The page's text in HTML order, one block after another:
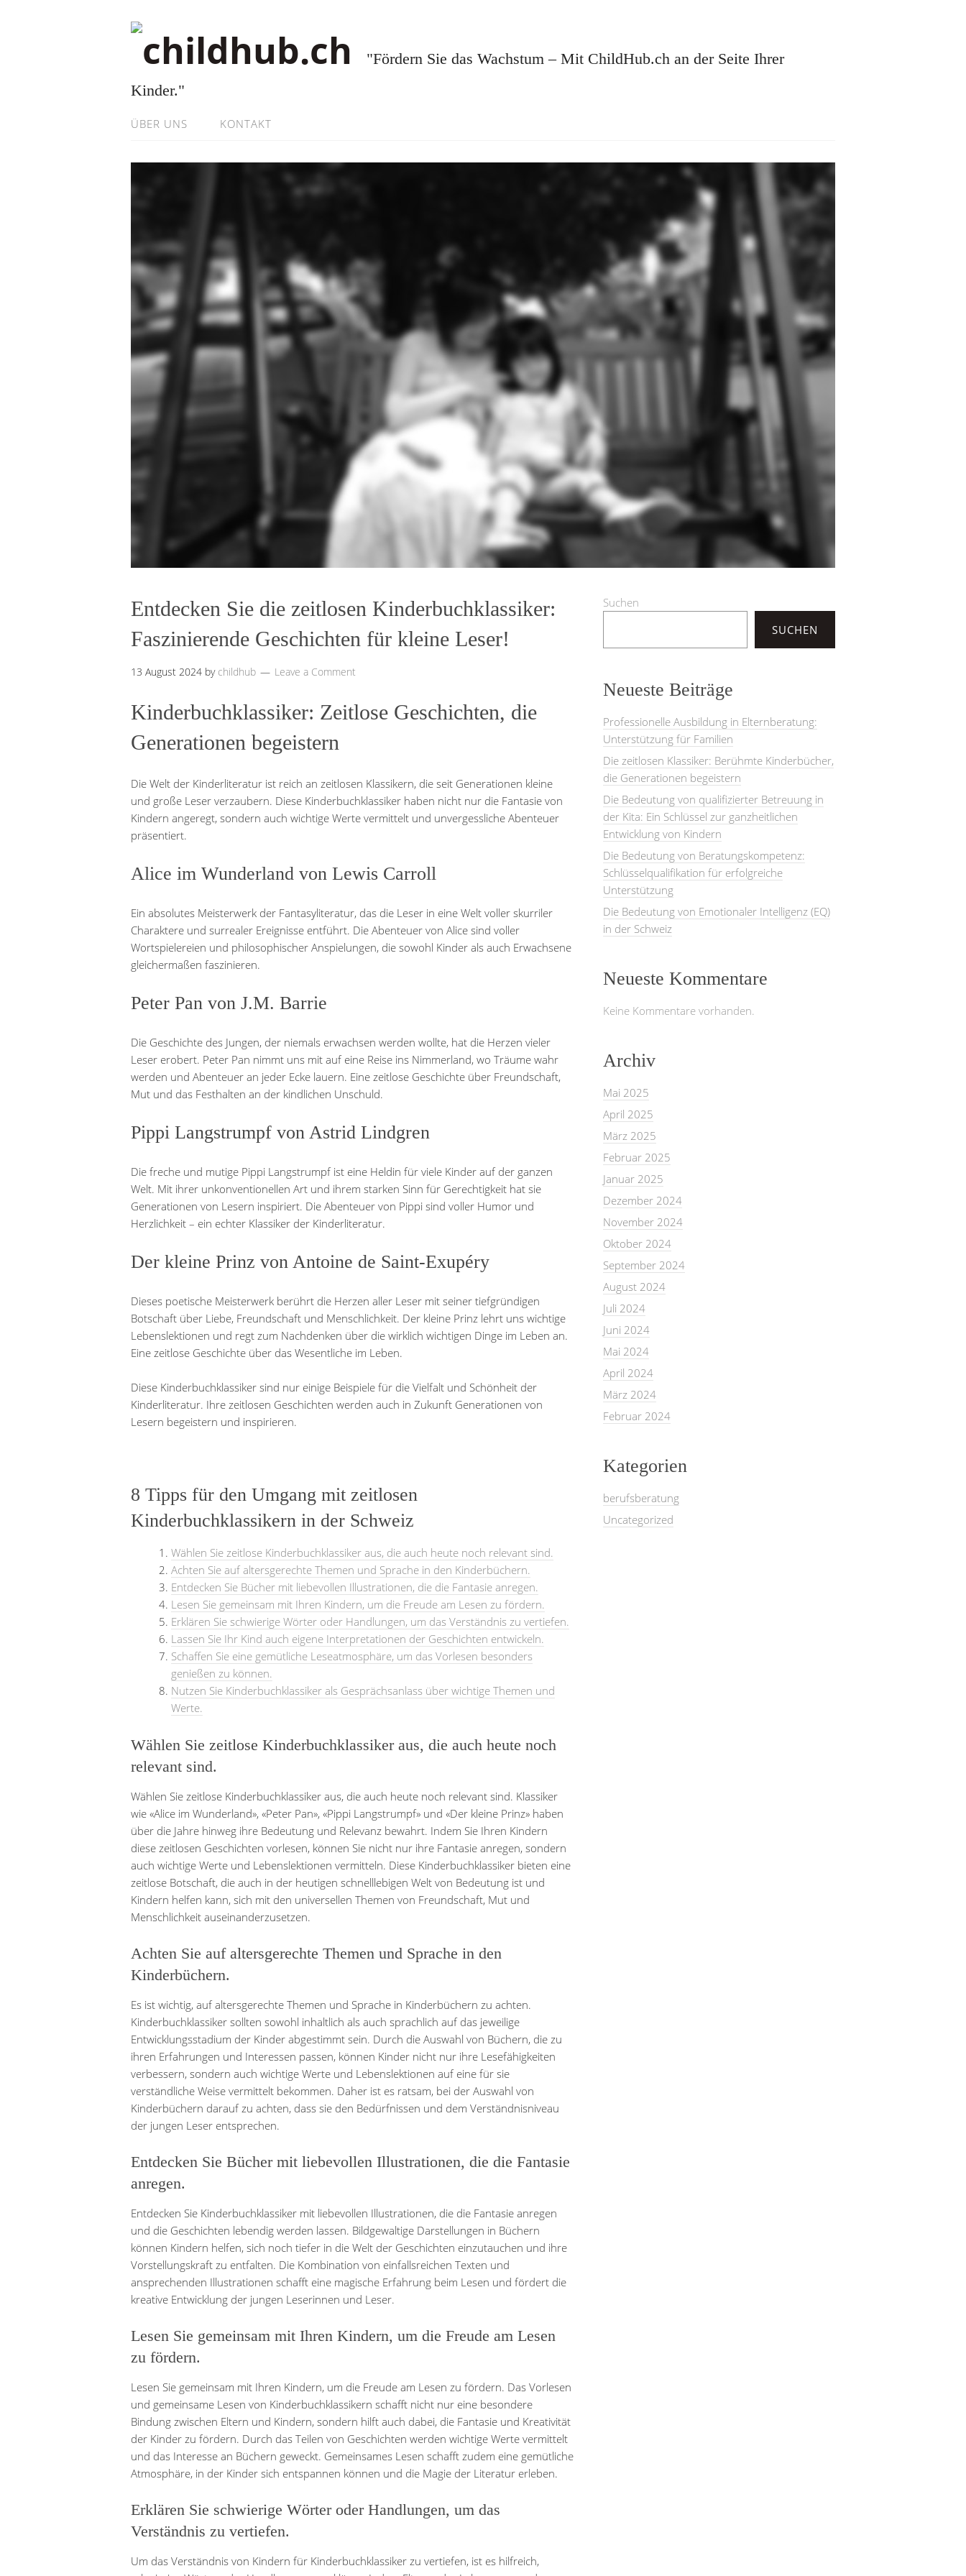
"Fördern Sie das Wachstum – Mit ChildHub.ch an der Seite Ihrer
Kinder."
ÜBER UNS KONTAKT
Entdecken Sie die zeitlosen Kinderbuchklassiker:
Faszinierende Geschichten für kleine Leser!
13 August 2024 by childhub Leave a Comment
Kinderbuchklassiker: Zeitlose Geschichten, die
Generationen begeistern
Die Welt der Kinderliteratur ist reich an zeitlosen Klassikern, die seit Generationen kleine
und große Leser verzaubern. Diese Kinderbuchklassiker haben nicht nur die Fantasie von
Kindern angeregt, sondern auch wichtige Werte vermittelt und unvergessliche Abenteuer
präsentiert.
Alice im Wunderland von Lewis Carroll
Ein absolutes Meisterwerk der Fantasyliteratur, das die Leser in eine Welt voller skurriler
Charaktere und surrealer Ereignisse entführt. Die Abenteuer von Alice sind voller
Wortspielereien und philosophischer Anspielungen, die sowohl Kinder als auch Erwachsene
gleichermaßen faszinieren.
Peter Pan von J.M. Barrie
Die Geschichte des Jungen, der niemals erwachsen werden wollte, hat die Herzen vieler
Leser erobert. Peter Pan nimmt uns mit auf eine Reise ins Nimmerland, wo Träume wahr
werden und Abenteuer an jeder Ecke lauern. Eine zeitlose Geschichte über Freundschaft,
Mut und das Festhalten an der kindlichen Unschuld.
Pippi Langstrumpf von Astrid Lindgren
Die freche und mutige Pippi Langstrumpf ist eine Heldin für viele Kinder auf der ganzen
Welt. Mit ihrer unkonventionellen Art und ihrem starken Sinn für Gerechtigkeit hat sie
Generationen von Lesern inspiriert. Die Abenteuer von Pippi sind voller Humor und
Herzlichkeit – ein echter Klassiker der Kinderliteratur.
Der kleine Prinz von Antoine de Saint-Exupéry
Dieses poetische Meisterwerk berührt die Herzen aller Leser mit seiner tiefgründigen
Botschaft über Liebe, Freundschaft und Menschlichkeit. Der kleine Prinz lehrt uns wichtige
Lebenslektionen und regt zum Nachdenken über die wirklich wichtigen Dinge im Leben an.
Eine zeitlose Geschichte über das Wesentliche im Leben.
Diese Kinderbuchklassiker sind nur einige Beispiele für die Vielfalt und Schönheit der
Kinderliteratur. Ihre zeitlosen Geschichten werden auch in Zukunft Generationen von
Lesern begeistern und inspirieren.
8 Tipps für den Umgang mit zeitlosen
Kinderbuchklassikern in der Schweiz
Wählen Sie zeitlose Kinderbuchklassiker aus, die auch heute noch relevant sind.
Achten Sie auf altersgerechte Themen und Sprache in den Kinderbüchern.
Entdecken Sie Bücher mit liebevollen Illustrationen, die die Fantasie anregen.
Lesen Sie gemeinsam mit Ihren Kindern, um die Freude am Lesen zu fördern.
Erklären Sie schwierige Wörter oder Handlungen, um das Verständnis zu vertiefen.
Lassen Sie Ihr Kind auch eigene Interpretationen der Geschichten entwickeln.
Schaffen Sie eine gemütliche Leseatmosphäre, um das Vorlesen besonders
genießen zu können.
Nutzen Sie Kinderbuchklassiker als Gesprächsanlass über wichtige Themen und
Werte.
Wählen Sie zeitlose Kinderbuchklassiker aus, die auch heute noch
relevant sind.
Wählen Sie zeitlose Kinderbuchklassiker aus, die auch heute noch relevant sind. Klassiker
wie «Alice im Wunderland», «Peter Pan», «Pippi Langstrumpf» und «Der kleine Prinz» haben
über die Jahre hinweg ihre Bedeutung und Relevanz bewahrt. Indem Sie Ihren Kindern
diese zeitlosen Geschichten vorlesen, können Sie nicht nur ihre Fantasie anregen, sondern
auch wichtige Werte und Lebenslektionen vermitteln. Diese Kinderbuchklassiker bieten eine
zeitlose Botschaft, die auch in der heutigen schnelllebigen Welt von Bedeutung ist und
Kindern helfen kann, sich mit den universellen Themen von Freundschaft, Mut und
Menschlichkeit auseinanderzusetzen.
Achten Sie auf altersgerechte Themen und Sprache in den
Kinderbüchern.
Es ist wichtig, auf altersgerechte Themen und Sprache in Kinderbüchern zu achten.
Kinderbuchklassiker sollten sowohl inhaltlich als auch sprachlich auf das jeweilige
Entwicklungsstadium der Kinder abgestimmt sein. Durch die Auswahl von Büchern, die zu
ihren Erfahrungen und Interessen passen, können Kinder nicht nur ihre Lesefähigkeiten
verbessern, sondern auch wichtige Werte und Lebenslektionen auf eine für sie
verständliche Weise vermittelt bekommen. Daher ist es ratsam, bei der Auswahl von
Kinderbüchern darauf zu achten, dass sie den Bedürfnissen und dem Verständnisniveau
der jungen Leser entsprechen.
Entdecken Sie Bücher mit liebevollen Illustrationen, die die Fantasie
anregen.
Entdecken Sie Kinderbuchklassiker mit liebevollen Illustrationen, die die Fantasie anregen
und die Geschichten lebendig werden lassen. Bildgewaltige Darstellungen in Büchern
können Kindern helfen, sich noch tiefer in die Welt der Geschichten einzutauchen und ihre
Vorstellungskraft zu entfalten. Die Kombination von einfallsreichen Texten und
ansprechenden Illustrationen schafft eine magische Erfahrung beim Lesen und fördert die
kreative Entwicklung der jungen Leserinnen und Leser.
Lesen Sie gemeinsam mit Ihren Kindern, um die Freude am Lesen
zu fördern.
Lesen Sie gemeinsam mit Ihren Kindern, um die Freude am Lesen zu fördern. Das Vorlesen
und gemeinsame Lesen von Kinderbuchklassikern schafft nicht nur eine besondere
Bindung zwischen Eltern und Kindern, sondern hilft auch dabei, die Fantasie und Kreativität
der Kinder zu fördern. Durch das Teilen von Geschichten werden wichtige Werte vermittelt
und das Interesse an Büchern geweckt. Gemeinsames Lesen schafft zudem eine gemütliche
Atmosphäre, in der Kinder sich entspannen können und die Magie der Literatur erleben.
Erklären Sie schwierige Wörter oder Handlungen, um das
Verständnis zu vertiefen.
Um das Verständnis von Kindern für Kinderbuchklassiker zu vertiefen, ist es hilfreich,
Suchen
SUCHEN
Neueste Beiträge
Professionelle Ausbildung in Elternberatung:
Unterstützung für Familien
Die zeitlosen Klassiker: Berühmte Kinderbücher,
die Generationen begeistern
Die Bedeutung von qualifizierter Betreuung in
der Kita: Ein Schlüssel zur ganzheitlichen
Entwicklung von Kindern
Die Bedeutung von Beratungskompetenz:
Schlüsselqualifikation für erfolgreiche
Unterstützung
Die Bedeutung von Emotionaler Intelligenz (EQ)
in der Schweiz
Neueste Kommentare
Keine Kommentare vorhanden.
Archiv
Mai 2025
April 2025
März 2025
Februar 2025
Januar 2025
Dezember 2024
November 2024
Oktober 2024
September 2024
August 2024
Juli 2024
Juni 2024
Mai 2024
April 2024
März 2024
Februar 2024
Kategorien
berufsberatung
Uncategorized